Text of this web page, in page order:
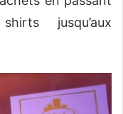
jusqu’aux